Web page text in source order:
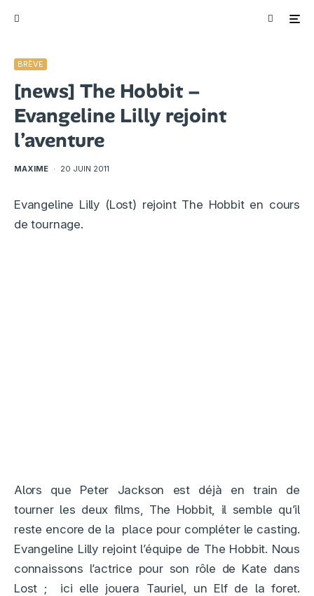
BRÈVE
[news] The Hobbit –
Evangeline Lilly rejoint
l’aventure
MAXIME · 20 JUIN 2011
Evangeline Lilly (Lost) rejoint The Hobbit en cours
de tournage.
Alors que Peter Jackson est déjà en train de
tourner les deux films, The Hobbit, il semble qu’il
reste encore de la place pour compléter le casting.
Evangeline Lilly rejoint l’équipe de The Hobbit. Nous
connaissons l’actrice pour son rôle de Kate dans
Lost ; ici elle jouera Tauriel, un Elf de la foret.